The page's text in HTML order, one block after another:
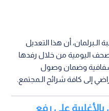
أن هذا التعديل
اليومية من خلال رفدها
الشفافية وضمان وصول
إلى كافة شرائح الـمجتمع.
بالأغلبية على رفع